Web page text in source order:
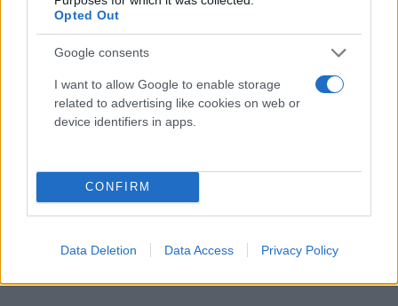
Opted Out
Google consents
I want to allow Google to enable storage
related to advertising like cookies on web or
device identifiers in apps.
CONFIRM
Data Deletion Data Access Privacy Policy
Τσίπρας, υπογράμμισε πως κανείς δεν θα μπορέσει
να φτάσει στο πολιτικό του διαμέτρημα και
πρόσθεσε πως η ουδετερότητα την οποία επέλεξε ο
πρώην πρόεδρος του ΣΥΡΙΖΑ πρέπει να γίνει
σεβαστή.